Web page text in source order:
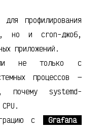
профилирования
но и cron-джоб,
приложений.
не только с
процессов —
почему systemd-
с
Grafana